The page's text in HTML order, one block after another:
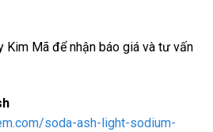
Kim Mã để nhận báo giá và tư vấn
soda-ash-light-sodium-